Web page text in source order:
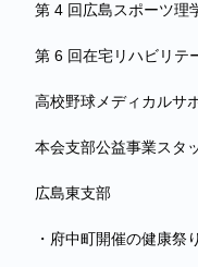
第 4 回広島スポーツ理
第 6 回在宅リハビリテ
高校野球メディカルサ
本会支部公益事業スタ
広島東支部
・府中町開催の健康祭り